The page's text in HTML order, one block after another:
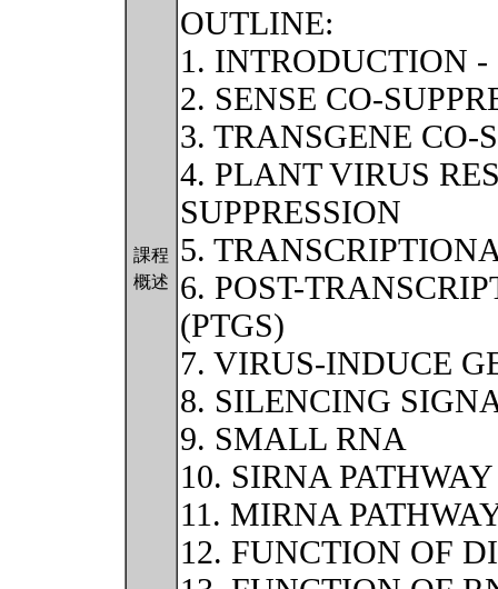
課程
概述
OUTLINE:
1. INTRODUCTION
2. SENSE CO-
3. TRANSGENE CO-
4. PLANT VIRUS
SUPPRESSION
5.
6. POST-
(PTGS)
7. VIRUS-INDUCE
8. SILENCING
9. SMALL RNA
10. SIRNA PATHWAY
11. MIRNA
12. FUNCTION OF